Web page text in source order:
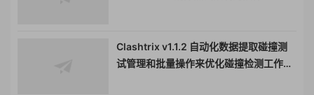
Clashtrix v1.1.2 自动化数据提取碰撞测
试管理和批量操作来优化碰撞检测工作流